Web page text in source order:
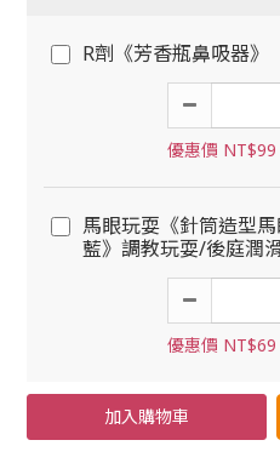
R劑《芳香瓶鼻吸器》
優惠價 NT$99
馬眼玩耍《針筒造型
藍》調教玩耍/後庭潤
優惠價 NT$69
加入購物車